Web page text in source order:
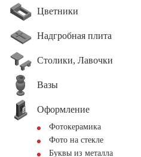
Цветники
Надгробная плита
Столики, Лавочки
Вазы
Оформление
Фотокерамика
Фото на стекле
Буквы из металла